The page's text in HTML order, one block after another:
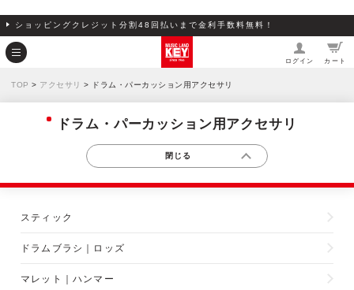
ショッピングクレジット分割48回払いまで金利手数料無料！
ログイン カート
TOP > アクセサリ > ドラム・パーカッション用アクセサリ
ドラム・パーカッション用アクセサリ
スティック
ドラムブラシ｜ロッズ
マレット｜ハンマー